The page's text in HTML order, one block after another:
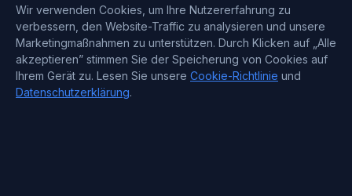
Wir verwenden Cookies, um Ihre Nutzererfahrung zu
verbessern, den Website-Traffic zu analysieren und unsere
Marketingmaßnahmen zu unterstützen. Durch Klicken auf „Alle
akzeptieren” stimmen Sie der Speicherung von Cookies auf
Ihrem Gerät zu. Lesen Sie unsere Cookie-Richtlinie und
Datenschutzerklärung.